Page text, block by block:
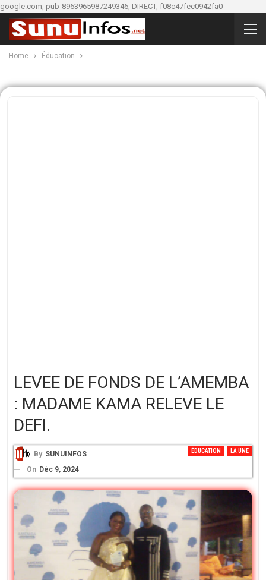
google.com, pub-8963965987249346, DIRECT, f08c47fec0942fa0
Home Éducation
LEVEE DE FONDS DE L’AMEMBA
: MADAME KAMA RELEVE LE
DEFI.
ÉDUCATION LA UNE
By SUNUINFOS
On Déc 9, 2024